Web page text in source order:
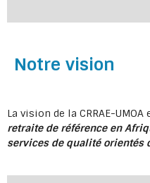
Notre vision
La vision de la CRRAE-UMOA
retraite de référence en
services de qualité orientés